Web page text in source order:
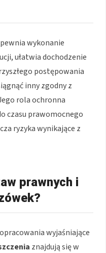
wykonanie
ułatwia dochodzenie
postępowania
inny zgodny z
rola ochronna
czasu prawomocnego
ryzyka wynikające z
prawnych i
wyjaśniające
znajdują się w